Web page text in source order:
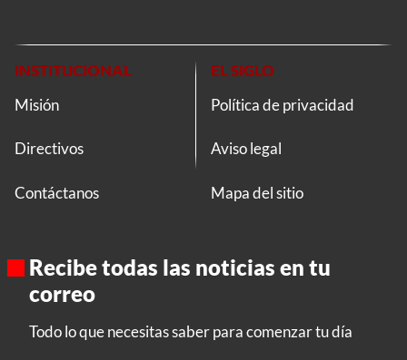
INSTITUCIONAL
Misión
Directivos
Contáctanos
EL SIGLO
Política de privacidad
Aviso legal
Mapa del sitio
Recibe todas las noticias en tu
correo
Todo lo que necesitas saber para comenzar tu día